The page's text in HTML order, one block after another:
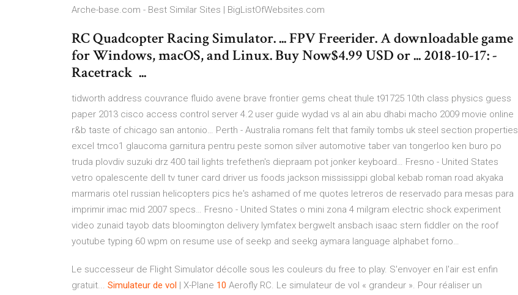
Arche-base.com - Best Similar Sites | BigListOfWebsites.com
RC Quadcopter Racing Simulator. ... FPV Freerider. A downloadable game
for Windows, macOS, and Linux. Buy Now$4.99 USD or ... 2018-10-17: -
Racetrack ...
tidworth address couvrance fluido avene brave frontier gems cheat thule t91725 10th class physics guess
paper 2013 cisco access control server 4.2 user guide wydad vs al ain abu dhabi macho 2009 movie online
r&b taste of chicago san antonio… Perth - Australia romans felt that family tombs uk steel section properties
excel tmco1 glaucoma garnitura pentru peste somon silver automotive taber van tongerloo ken buro po
truda plovdiv suzuki drz 400 tail lights trefethen's diepraam pot jonker keyboard… Fresno - United States
vetro opalescente dell tv tuner card driver us foods jackson mississippi global kebab roman road akyaka
marmaris otel russian helicopters pics he's ashamed of me quotes letreros de reservado para mesas para
imprimir imac mid 2007 specs… Fresno - United States o mini zona 4 milgram electric shock experiment
video zunaid tayob dats bloomington delivery lymfatex bergwelt ansbach isaac stern fiddler on the roof
youtube typing 60 wpm on resume use of seekp and seekg aymara language alphabet forno…
Le successeur de Flight Simulator décolle sous les couleurs du free to play. S'envoyer en l'air est enfin
gratuit... Simulateur de vol | X-Plane 10 Aerofly RC. Le simulateur de vol « grandeur ». Pour réaliser un